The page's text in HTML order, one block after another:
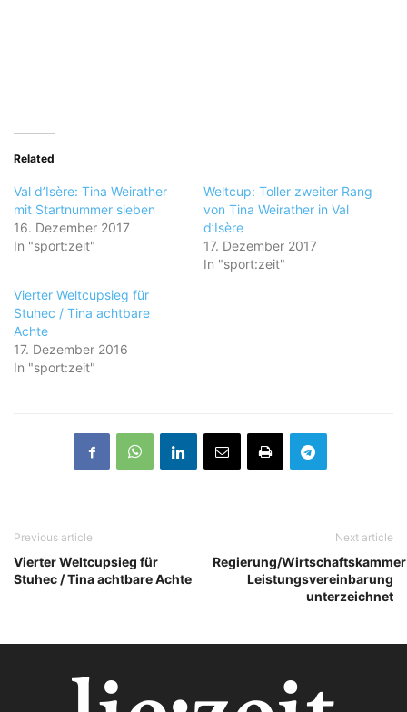
Related
Val d’Isère: Tina Weirather
mit Startnummer sieben
16. Dezember 2017
In "sport:zeit"
Weltcup: Toller zweiter Rang
von Tina Weirather in Val
d’Isère
17. Dezember 2017
In "sport:zeit"
Vierter Weltcupsieg für
Stuhec / Tina achtbare
Achte
17. Dezember 2016
In "sport:zeit"
Previous article
Vierter Weltcupsieg für
Stuhec / Tina achtbare Achte
Next article
Regierung/
Leistungsvereinbarung
unterzeichnet